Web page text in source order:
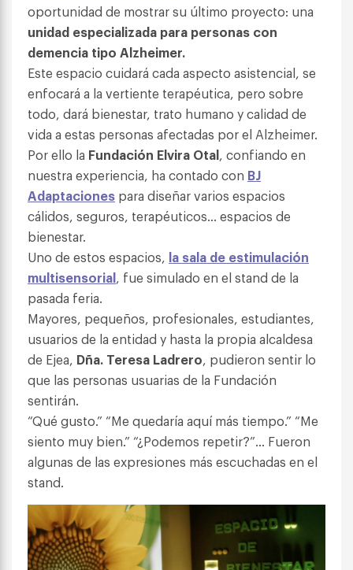
oportunidad de mostrar su último proyecto: una
unidad especializada para personas con
demencia tipo Alzheimer.
Este espacio cuidará cada aspecto asistencial, se
enfocará a la vertiente terapéutica, pero sobre
todo, dará bienestar, trato humano y calidad de
vida a estas personas afectadas por el Alzheimer.
Por ello la Fundación Elvira Otal, confiando en
nuestra experiencia, ha contado con BJ
Adaptaciones para diseñar varios espacios
cálidos, seguros, terapéuticos… espacios de
bienestar.
Uno de estos espacios, la sala de estimulación
multisensorial, fue simulado en el stand de la
pasada feria.
Mayores, pequeños, profesionales, estudiantes,
usuarios de la entidad y hasta la propia alcaldesa
de Ejea, Dña. Teresa Ladrero, pudieron sentir lo
que las personas usuarias de la Fundación
sentirán.
“Qué gusto.” “Me quedaría aquí más tiempo.” “Me
siento muy bien.” “¿Podemos repetir?”… Fueron
algunas de las expresiones más escuchadas en el
stand.